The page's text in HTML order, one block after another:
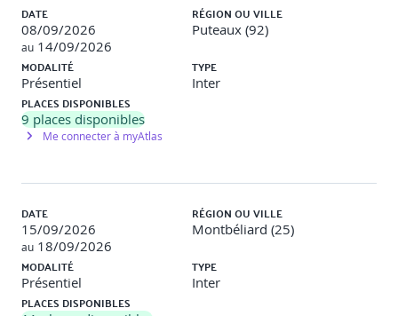
DATE
08/09/2026
au 14/09/2026
RÉGION OU VILLE
Puteaux (92)
MODALITÉ
Présentiel
TYPE
Inter
PLACES DISPONIBLES
9 places disponibles
Me connecter à myAtlas
DATE
15/09/2026
au 18/09/2026
RÉGION OU VILLE
Montbéliard (25)
MODALITÉ
Présentiel
TYPE
Inter
PLACES DISPONIBLES